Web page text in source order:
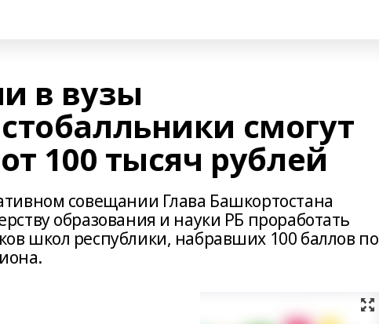
в вузы
смогут
100 тысяч рублей
совещании Глава Башкортостана
образования и науки РБ проработать
школ республики, набравших 100 баллов по